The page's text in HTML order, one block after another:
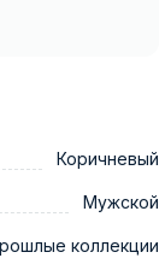
Коричневый
Мужской
коллекции